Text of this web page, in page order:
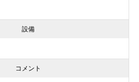
設備
コメント